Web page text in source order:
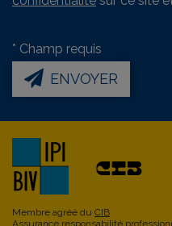
* Champ requis
ENVOYER
Membre agréé du CIB